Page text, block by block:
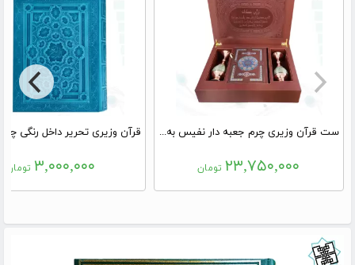
ست قرآن وزیری چرم جعبه دار نفیس به همراه 2گلدان خاتم
۲۳,۷۵۰,۰۰۰ تومان ۳,۰۰۰,۰۰۰ تومان